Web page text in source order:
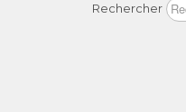
Rechercher